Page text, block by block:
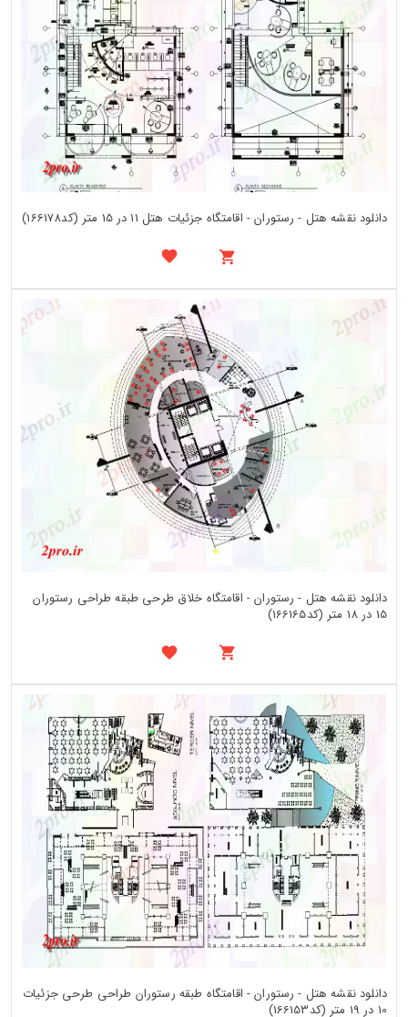
دانلود نقشه هتل - رستوران - اقامتگاه جزئیات هتل 11 در 15 متر (کد166178)
دانلود نقشه هتل - رستوران - اقامتگاه خلاق طرحی طبقه طراحی رستوران
15 در 18 متر (کد166165)
دانلود نقشه هتل - رستوران - اقامتگاه طبقه رستوران طراحی طرحی جزئیات
10 در 19 متر (کد166153)